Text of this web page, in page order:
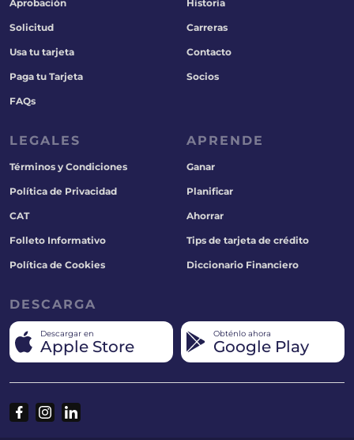
Aprobación
Solicitud
Usa tu tarjeta
Paga tu Tarjeta
FAQs
Historia
Carreras
Contacto
Socios
LEGALES
Términos y Condiciones
Política de Privacidad
CAT
Folleto Informativo
Política de Cookies
APRENDE
Ganar
Planificar
Ahorrar
Tips de tarjeta de crédito
Diccionario Financiero
DESCARGA
Descargar en
Apple Store
Obténlo ahora
Google Play